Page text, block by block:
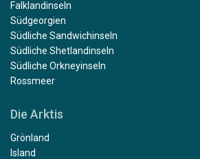
Falklandinseln
Südgeorgien
Südliche Sandwichinseln
Südliche Shetlandinseln
Südliche Orkneyinseln
Rossmeer
Die Arktis
Grönland
Island